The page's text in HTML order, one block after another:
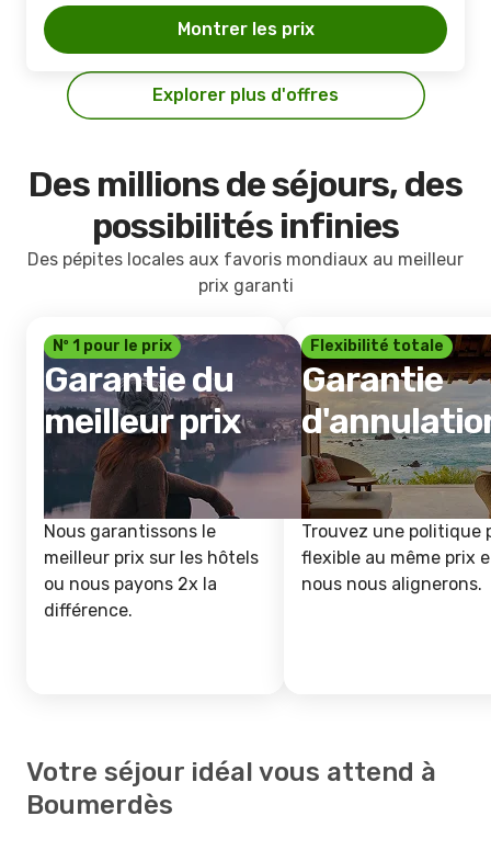
Montrer les prix
Explorer plus d'offres
Des millions de séjours, des
possibilités infinies
Des pépites locales aux favoris mondiaux au meilleur
prix garanti
Nº 1 pour le prix
Garantie du
meilleur prix
Nous garantissons le
meilleur prix sur les hôtels
ou nous payons 2x la
différence.
Flexibilité totale
Garantie
Trouvez une politique
flexible au même prix
nous nous alignerons.
Votre séjour idéal vous attend à
Boumerdès